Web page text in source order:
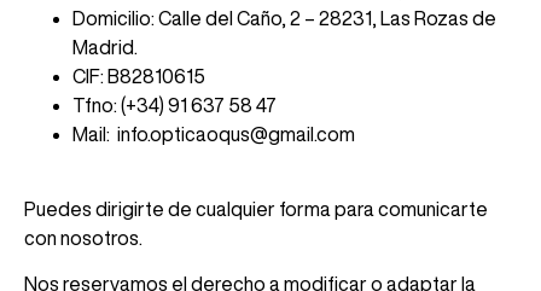
Domicilio: Calle del Caño, 2 – 28231, Las Rozas de
Madrid.
CIF: B82810615
Tfno: (+34) 91 637 58 47
Mail: info.opticaoqus@gmail.com
Puedes dirigirte de cualquier forma para comunicarte
con nosotros.
Nos reservamos el derecho a modificar o adaptar la